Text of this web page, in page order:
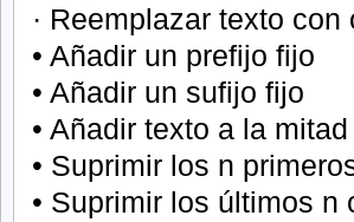
· Reemplazar texto con
• Añadir un prefijo fijo
• Añadir un sufijo fijo
• Añadir texto a la
• Suprimir los n
• Suprimir los últimos n